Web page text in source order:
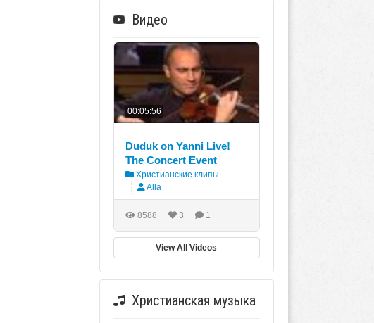
Видео
00:05:56
Duduk on Yanni Live!
The Concert Event
Христианские клипы
Alla
8588 3 1
View All Videos
Христианская музыка